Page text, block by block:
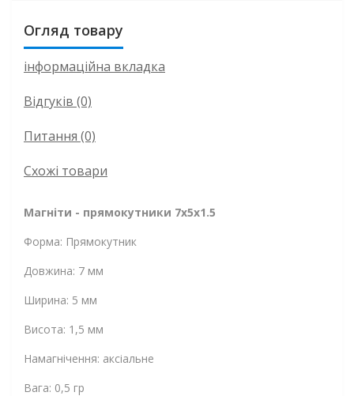
Огляд товару
інформаційна вкладка
Відгуків (0)
Питання (0)
Схожі товари
Магніти - прямокутники 7x5x1.5
Форма: Прямокутник
Довжина: 7 мм
Ширина: 5 мм
Висота: 1,5 мм
Намагнічення: аксіальне
Вага: 0,5 гр